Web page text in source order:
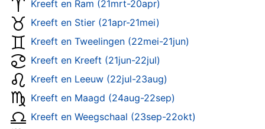
Kreeft en Ram (21mrt-20apr)
Kreeft en Stier (21apr-21mei)
Kreeft en Tweelingen (22mei-21jun)
Kreeft en Kreeft (21jun-22jul)
Kreeft en Leeuw (22jul-23aug)
Kreeft en Maagd (24aug-22sep)
Kreeft en Weegschaal (23sep-22okt)